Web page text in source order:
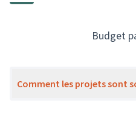
Budget
Comment les projets sont